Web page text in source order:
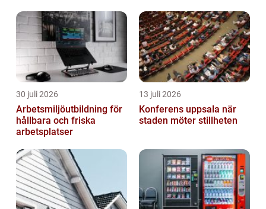
30 juli 2026
Arbetsmiljöutbildning för
hållbara och friska
arbetsplatser
13 juli 2026
Konferens uppsala när
staden möter stillheten